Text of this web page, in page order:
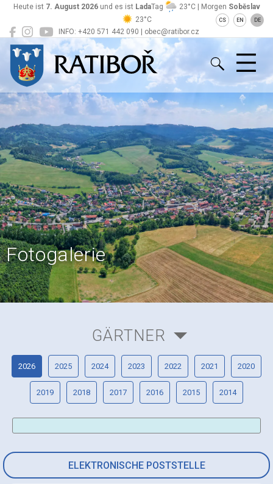
INFO: +420 571 442 090 | obec@ratibor.cz
Heute ist 7. August 2026und es ist LadaTag 23°C | Morgen Soběslav
23°C
CS EN DE
Ratiboř
Fotogalerie
ELEKTRONISCHE POSTSTELLE
GÄRTNER
2026 2025 2024 2023 2022 2021 2020
2019 2018 2017 2016 2015 2014